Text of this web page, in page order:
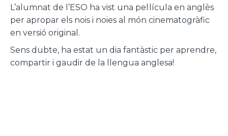
L’alumnat de l’ESO ha vist una pel·lícula en anglès
per apropar els nois i noies al món cinematogràfic
en versió original.
Sens dubte, ha estat un dia fantàstic per aprendre,
compartir i gaudir de la llengua anglesa!